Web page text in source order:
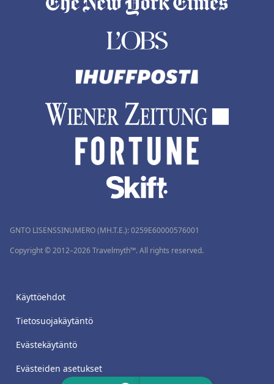
GNTO LISENSSINUMERO (MH.T.E.): 0259Ε60000576001
Copyright © 2012–2026 Travelmyth™. All rights reserved.
Käyttöehdot
Tietosuojakäytäntö
Evästekäytäntö
Evästeiden asetukset